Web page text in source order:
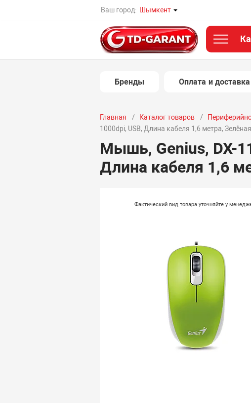
Ваш город: Шымкент
Бренды Оплата и доставка
Главная Каталог товаров
1000dpi, USB, Длина кабеля 1,6 метра, Зелёная
Мышь, Genius, DX-
Длина кабеля 1,6
Фактический вид товара уточняйте у